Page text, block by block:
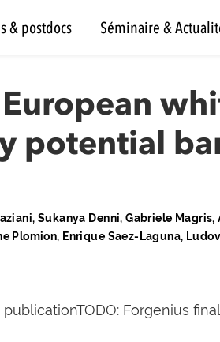
& postdocs Séminaire &
potential
Sukanya Denni, Gabriele
Plomion, Enrique Saez-Laguna,
publicationTODO: Forgenius